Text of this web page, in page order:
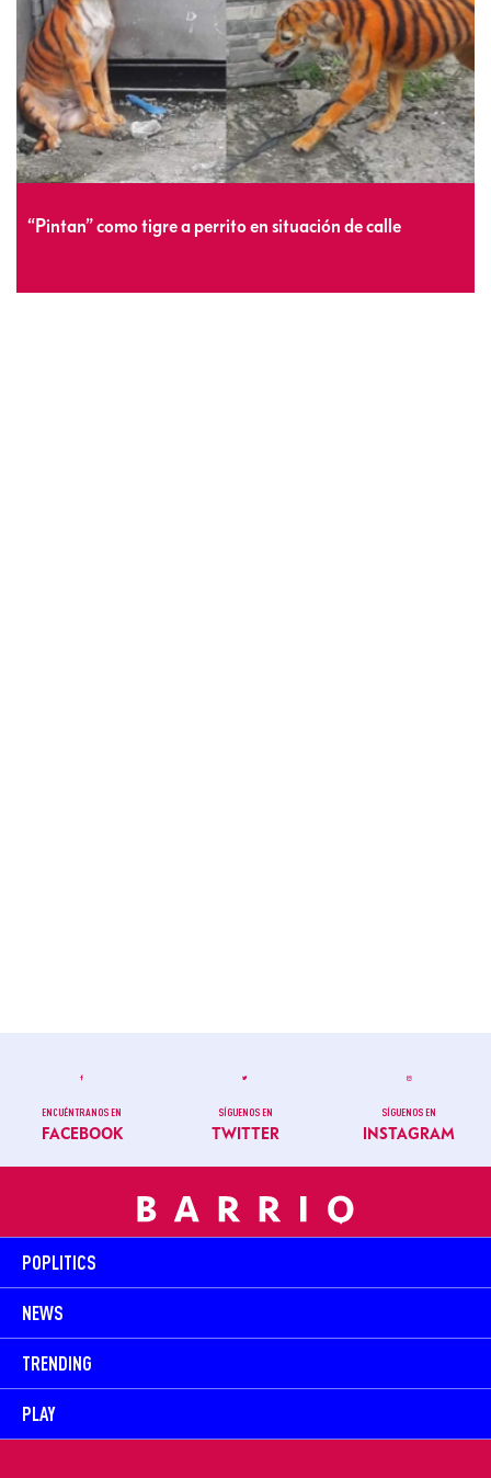
“Pintan” como tigre a perrito en situación de calle
ENCUÉNTRANOS EN
FACEBOOK
SÍGUENOS EN
TWITTER
SÍGUENOS EN
INSTAGRAM
POPLITICS
NEWS
TRENDING
PLAY